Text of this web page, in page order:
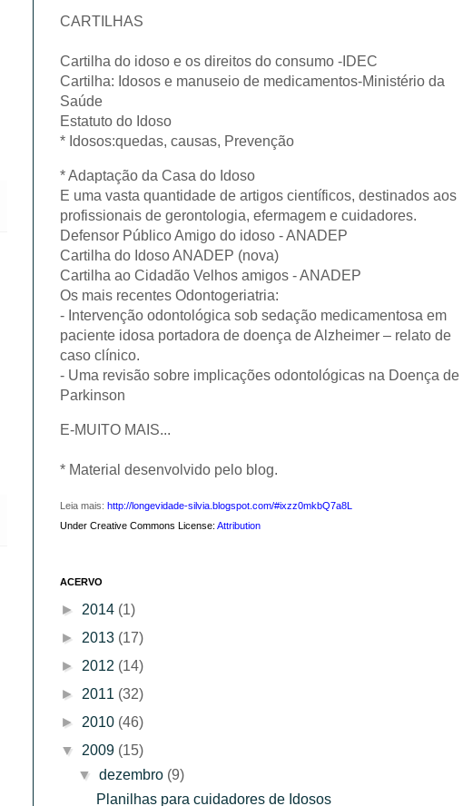
CARTILHAS
Cartilha do idoso e os direitos do consumo -IDEC
Cartilha: Idosos e manuseio de medicamentos-Ministério da
Saúde
Estatuto do Idoso
* Idosos:quedas, causas, Prevenção
* Adaptação da Casa do Idoso
E uma vasta quantidade de artigos científicos, destinados aos
profissionais de gerontologia, efermagem e cuidadores.
Defensor Público Amigo do idoso - ANADEP
Cartilha do Idoso ANADEP (nova)
Cartilha ao Cidadão Velhos amigos - ANADEP
Os mais recentes Odontogeriatria:
- Intervenção odontológica sob sedação medicamentosa em
paciente idosa portadora de doença de Alzheimer – relato de
caso clínico.
- Uma revisão sobre implicações odontológicas na Doença de
Parkinson
E-MUITO MAIS...
* Material desenvolvido pelo blog.
Leia mais: http://longevidade-silvia.blogspot.com/#ixzz0mkbQ7a8L
Under Creative Commons License: Attribution
ACERVO
► 2014 (1)
► 2013 (17)
► 2012 (14)
► 2011 (32)
► 2010 (46)
▼ 2009 (15)
▼dezembro (9)
Planilhas para cuidadores de Idosos